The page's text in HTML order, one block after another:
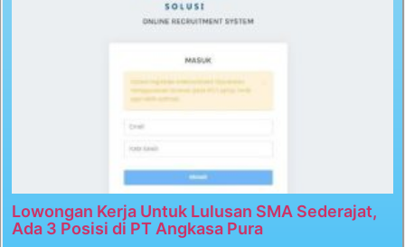
Lowongan Kerja Untuk Lulusan SMA Sederajat,
Ada 3 Posisi di PT Angkasa Pura